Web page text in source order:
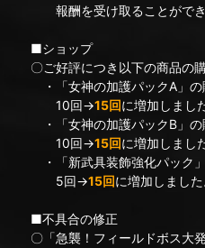
報酬を受け取ることができ
■ショップ
〇ご好評につき以下の商品の
・「女神の加護パックA」の
10回→15回に増加しまし
・「女神の加護パックB」の
10回→15回に増加しまし
・「新武具装飾強化パック」
5回→15回に増加しました
■不具合の修正
〇「急襲！フィールドボス大